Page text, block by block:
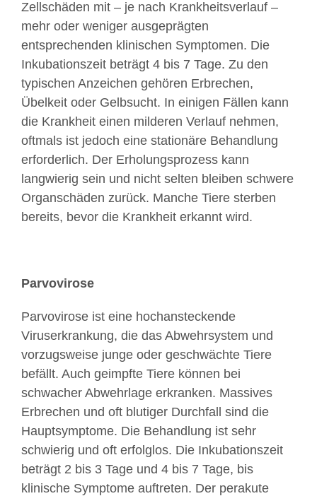
Zellschäden mit – je nach Krankheitsverlauf –
mehr oder weniger ausgeprägten
entsprechenden klinischen Symptomen. Die
Inkubationszeit beträgt 4 bis 7 Tage. Zu den
typischen Anzeichen gehören Erbrechen,
Übelkeit oder Gelbsucht. In einigen Fällen kann
die Krankheit einen milderen Verlauf nehmen,
oftmals ist jedoch eine stationäre Behandlung
erforderlich. Der Erholungsprozess kann
langwierig sein und nicht selten bleiben schwere
Organschäden zurück. Manche Tiere sterben
bereits, bevor die Krankheit erkannt wird.
Parvovirose
Parvovirose ist eine hochansteckende
Viruserkrankung, die das Abwehrsystem und
vorzugsweise junge oder geschwächte Tiere
befällt. Auch geimpfte Tiere können bei
schwacher Abwehrlage erkranken. Massives
Erbrechen und oft blutiger Durchfall sind die
Hauptsymptome. Die Behandlung ist sehr
schwierig und oft erfolglos. Die Inkubationszeit
beträgt 2 bis 3 Tage und 4 bis 7 Tage, bis
klinische Symptome auftreten. Der perakute